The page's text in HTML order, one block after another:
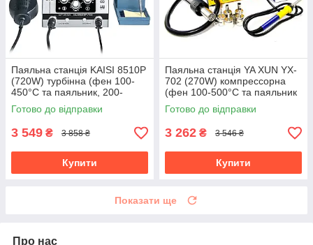
Паяльна станція KAISI 8510P
(720W) турбінна (фен 100-
450°С та паяльник, 200-
500°С)
Готово до відправки
3 549 ₴ 3 858 ₴
Купити
Паяльна станція YA XUN YX-
702 (270W) компрессорна
(фен 100-500°С та паяльник
200-480°С)
Готово до відправки
3 262 ₴ 3 546 ₴
Купити
Показати ще
Про нас